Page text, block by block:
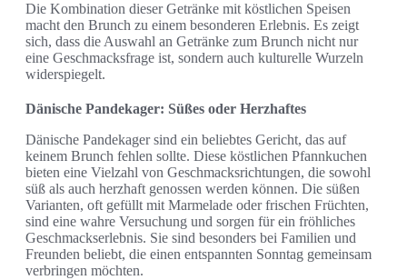
Die Kombination dieser Getränke mit köstlichen Speisen
macht den Brunch zu einem besonderen Erlebnis. Es zeigt
sich, dass die Auswahl an Getränke zum Brunch nicht nur
eine Geschmacksfrage ist, sondern auch kulturelle Wurzeln
widerspiegelt.
Dänische Pandekager: Süßes oder Herzhaftes
Dänische Pandekager sind ein beliebtes Gericht, das auf
keinem Brunch fehlen sollte. Diese köstlichen Pfannkuchen
bieten eine Vielzahl von Geschmacksrichtungen, die sowohl
süß als auch herzhaft genossen werden können. Die süßen
Varianten, oft gefüllt mit Marmelade oder frischen Früchten,
sind eine wahre Versuchung und sorgen für ein fröhliches
Geschmackserlebnis. Sie sind besonders bei Familien und
Freunden beliebt, die einen entspannten Sonntag gemeinsam
verbringen möchten.